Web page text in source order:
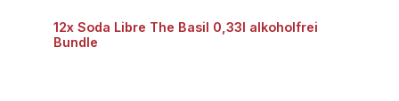
12x Soda Libre The Basil 0,33l alkoholfrei
Bundle